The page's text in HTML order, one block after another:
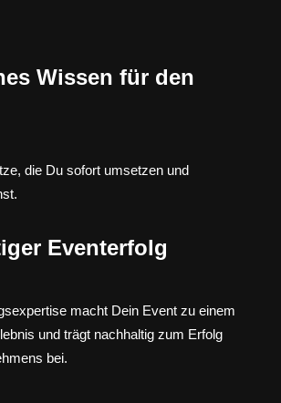
Wissen für den
die Du sofort umsetzen und
Eventerfolg
macht Dein Event zu einem
und trägt nachhaltig zum Erfolg
bei.